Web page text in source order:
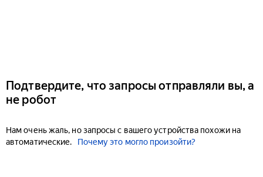
Подтвердите, что запросы отправляли вы, а
не робот
Нам очень жаль, но запросы с вашего устройства похожи на
автоматические.
Почему это могло произойти?